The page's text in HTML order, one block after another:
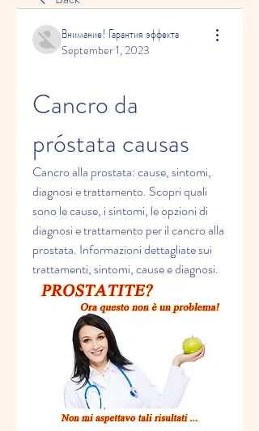
Внимание! Гарантия эффекта
September 1, 2023
Cancro da
próstata causas
Cancro alla prostata: cause, sintomi,
diagnosi e trattamento. Scopri quali
sono le cause, i sintomi, le opzioni di
diagnosi e trattamento per il cancro alla
prostata. Informazioni dettagliate sui
trattamenti, sintomi, cause e diagnosi.